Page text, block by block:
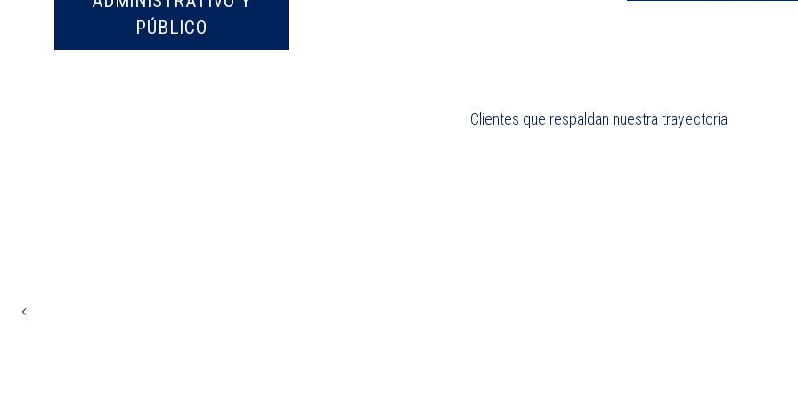
PÚBLICO
Clientes que respaldan nuestra trayectoria
Previous